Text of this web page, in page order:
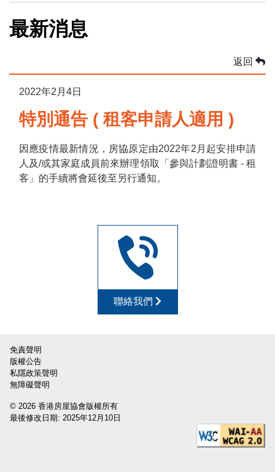
最新消息
返回
2022年2月4日
特別通告 ( 租客申請人適用 )
因應疫情最新情況，房協原定由2022年2月起安排申請
人及/或其家庭成員前來辦理領取「參與計劃證明書 - 租
客」的手續將會延後至另行通知。
聯絡我們
免責聲明
版權公告
私隱政策聲明
無障礙聲明
© 2026 香港房屋協會版權所有
最後修改日期: 2025年12月10日